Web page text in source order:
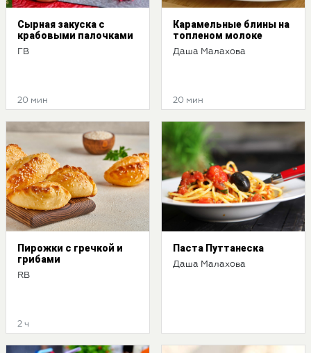
Cырная закуска с
крабовыми палочками
ГВ
20 мин
Карамельные блины на
топленом молоке
Даша Малахова
20 мин
Пирожки с гречкой и
грибами
RB
2 ч
Паста Путтанеска
Даша Малахова